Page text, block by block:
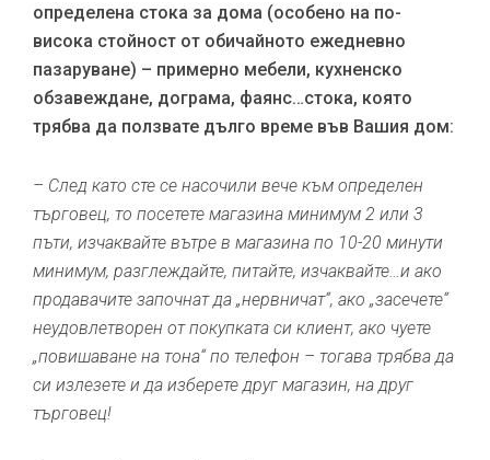
определена стока за дома (особено на по-
висока стойност от обичайното ежедневно
пазаруване) – примерно мебели, кухненско
обзавеждане, дограма, фаянс…стока, която
трябва да ползвате дълго време във Вашия дом:
– След като сте се насочили вече към определен
търговец, то посетете магазина минимум 2 или 3
пъти, изчаквайте вътре в магазина по 10-20 минути
минимум, разглеждайте, питайте, изчаквайте…и ако
продавачите започнат да „нервничат“, ако „засечете“
неудовлетворен от покупката си клиент, ако чуете
„повишаване на тона“ по телефон – тогава трябва да
си излезете и да изберете друг магазин, на друг
търговец!